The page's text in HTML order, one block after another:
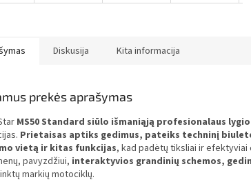
Diskusija Kita informacija
prekės aprašymas
MS50 Standard siūlo išmaniąją profesionalaus
Prietaisas aptiks gedimus, pateiks techninį
vietą ir kitas funkcijas, kad padėtų tiksliai ir efektyviai
pavyzdžiui, interaktyvios grandinių schemos,
markių motociklų.